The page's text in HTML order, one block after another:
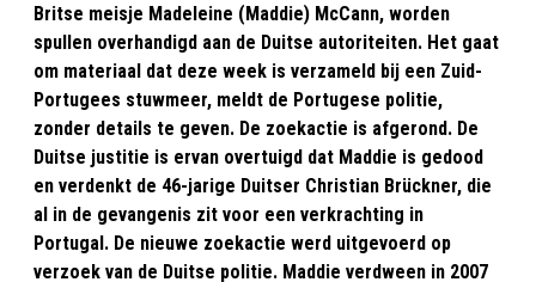
Britse meisje Madeleine (Maddie) McCann, worden
spullen overhandigd aan de Duitse autoriteiten. Het gaat
om materiaal dat deze week is verzameld bij een Zuid-
Portugees stuwmeer, meldt de Portugese politie,
zonder details te geven. De zoekactie is afgerond. De
Duitse justitie is ervan overtuigd dat Maddie is gedood
en verdenkt de 46-jarige Duitser Christian Brückner, die
al in de gevangenis zit voor een verkrachting in
Portugal. De nieuwe zoekactie werd uitgevoerd op
verzoek van de Duitse politie. Maddie verdween in 2007